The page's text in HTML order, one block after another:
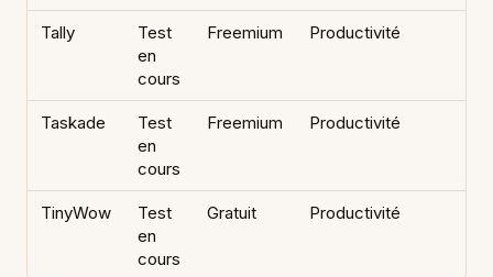
Tally
Test
en
cours
Freemium Productivité
Taskade
Test
en
cours
Freemium Productivité
TinyWow
Test
en
cours
Gratuit Productivité